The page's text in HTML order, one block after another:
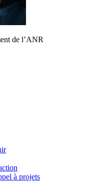
de l’ANR
à projets